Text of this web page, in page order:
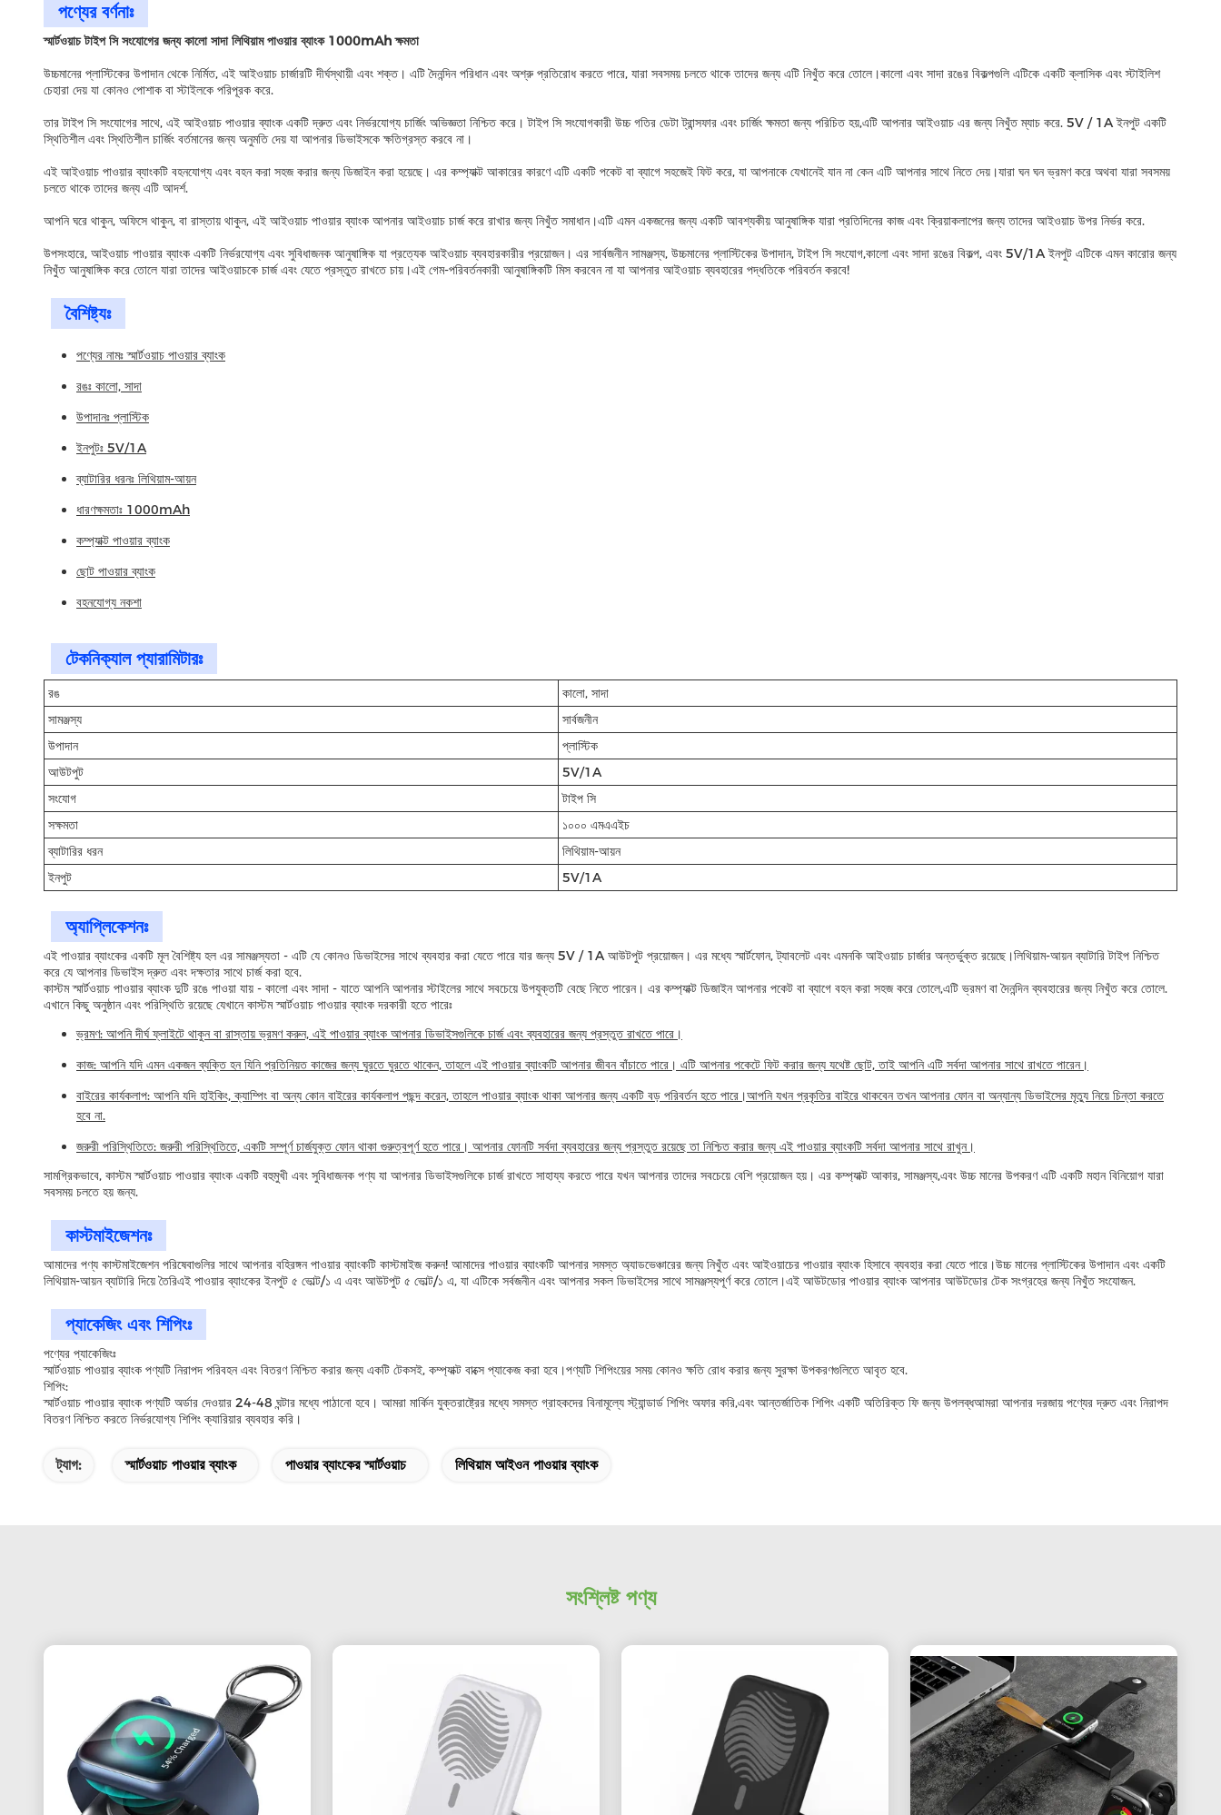
পণ্যের বর্ণনাঃ
স্মার্টওয়াচ টাইপ সি সংযোগের জন্য কালো সাদা লিথিয়াম পাওয়ার ব্যাংক 1000mAh ক্ষমতা
উচ্চমানের প্লাস্টিকের উপাদান থেকে নির্মিত, এই আইওয়াচ চার্জারটি দীর্ঘস্থায়ী এবং শক্ত। এটি দৈনন্দিন পরিধান এবং অশ্রু প্রতিরোধ করতে পারে, যারা সবসময় চলতে থাকে তাদের জন্য এটি নিখুঁত করে তোলে।কালো এবং সাদা রঙের বিকল্পগুলি এটিকে একটি ক্লাসিক এবং স্টাইলিশ
চেহারা দেয় যা কোনও পোশাক বা স্টাইলকে পরিপূরক করে.
তার টাইপ সি সংযোগের সাথে, এই আইওয়াচ পাওয়ার ব্যাংক একটি দ্রুত এবং নির্ভরযোগ্য চার্জিং অভিজ্ঞতা নিশ্চিত করে। টাইপ সি সংযোগকারী উচ্চ গতির ডেটা ট্রান্সফার এবং চার্জিং ক্ষমতা জন্য পরিচিত হয়,এটি আপনার আইওয়াচ এর জন্য নিখুঁত ম্যাচ করে. 5V / 1A ইনপুট একটি
স্থিতিশীল এবং স্থিতিশীল চার্জিং বর্তমানের জন্য অনুমতি দেয় যা আপনার ডিভাইসকে ক্ষতিগ্রস্ত করবে না।
এই আইওয়াচ পাওয়ার ব্যাংকটি বহনযোগ্য এবং বহন করা সহজ করার জন্য ডিজাইন করা হয়েছে। এর কম্প্যাক্ট আকারের কারণে এটি একটি পকেট বা ব্যাগে সহজেই ফিট করে, যা আপনাকে যেখানেই যান না কেন এটি আপনার সাথে নিতে দেয়।যারা ঘন ঘন ভ্রমণ করে অথবা যারা সবসময়
চলতে থাকে তাদের জন্য এটি আদর্শ.
আপনি ঘরে থাকুন, অফিসে থাকুন, বা রাস্তায় থাকুন, এই আইওয়াচ পাওয়ার ব্যাংক আপনার আইওয়াচ চার্জ করে রাখার জন্য নিখুঁত সমাধান।এটি এমন একজনের জন্য একটি আবশ্যকীয় আনুষাঙ্গিক যারা প্রতিদিনের কাজ এবং ক্রিয়াকলাপের জন্য তাদের আইওয়াচ উপর নির্ভর করে.
উপসংহারে, আইওয়াচ পাওয়ার ব্যাংক একটি নির্ভরযোগ্য এবং সুবিধাজনক আনুষাঙ্গিক যা প্রত্যেক আইওয়াচ ব্যবহারকারীর প্রয়োজন। এর সার্বজনীন সামঞ্জস্য, উচ্চমানের প্লাস্টিকের উপাদান, টাইপ সি সংযোগ,কালো এবং সাদা রঙের বিকল্প, এবং 5V/1A ইনপুট এটিকে এমন কারোর জন্য
নিখুঁত আনুষাঙ্গিক করে তোলে যারা তাদের আইওয়াচকে চার্জ এবং যেতে প্রস্তুত রাখতে চায়।এই গেম-পরিবর্তনকারী আনুষাঙ্গিকটি মিস করবেন না যা আপনার আইওয়াচ ব্যবহারের পদ্ধতিকে পরিবর্তন করবে!
বৈশিষ্ট্যঃ
পণ্যের নামঃ স্মার্টওয়াচ পাওয়ার ব্যাংক
রঙঃ কালো, সাদা
উপাদানঃ প্লাস্টিক
ইনপুটঃ 5V/1A
ব্যাটারির ধরনঃ লিথিয়াম-আয়ন
ধারণক্ষমতাঃ 1000mAh
কম্প্যাক্ট পাওয়ার ব্যাংক
ছোট পাওয়ার ব্যাংক
বহনযোগ্য নকশা
টেকনিক্যাল প্যারামিটারঃ
রঙ
কালো, সাদা
সামঞ্জস্য
সার্বজনীন
উপাদান
প্লাস্টিক
আউটপুট
5V/1A
সংযোগ
টাইপ সি
সক্ষমতা
১০০০ এমএএইচ
ব্যাটারির ধরন
লিথিয়াম-আয়ন
ইনপুট
5V/1A
অ্যাপ্লিকেশনঃ
এই পাওয়ার ব্যাংকের একটি মূল বৈশিষ্ট্য হল এর সামঞ্জস্যতা - এটি যে কোনও ডিভাইসের সাথে ব্যবহার করা যেতে পারে যার জন্য 5V / 1A আউটপুট প্রয়োজন। এর মধ্যে স্মার্টফোন, ট্যাবলেট এবং এমনকি আইওয়াচ চার্জার অন্তর্ভুক্ত রয়েছে।লিথিয়াম-আয়ন ব্যাটারি টাইপ নিশ্চিত
করে যে আপনার ডিভাইস দ্রুত এবং দক্ষতার সাথে চার্জ করা হবে.
কাস্টম স্মার্টওয়াচ পাওয়ার ব্যাংক দুটি রঙে পাওয়া যায় - কালো এবং সাদা - যাতে আপনি আপনার স্টাইলের সাথে সবচেয়ে উপযুক্তটি বেছে নিতে পারেন। এর কম্প্যাক্ট ডিজাইন আপনার পকেট বা ব্যাগে বহন করা সহজ করে তোলে,এটি ভ্রমণ বা দৈনন্দিন ব্যবহারের জন্য নিখুঁত করে তোলে.
এখানে কিছু অনুষ্ঠান এবং পরিস্থিতি রয়েছে যেখানে কাস্টম স্মার্টওয়াচ পাওয়ার ব্যাংক দরকারী হতে পারেঃ
ভ্রমণ: আপনি দীর্ঘ ফ্লাইটে থাকুন বা রাস্তায় ভ্রমণ করুন, এই পাওয়ার ব্যাংক আপনার ডিভাইসগুলিকে চার্জ এবং ব্যবহারের জন্য প্রস্তুত রাখতে পারে।
কাজ: আপনি যদি এমন একজন ব্যক্তি হন যিনি প্রতিনিয়ত কাজের জন্য ঘুরতে ঘুরতে থাকেন, তাহলে এই পাওয়ার ব্যাংকটি আপনার জীবন বাঁচাতে পারে। এটি আপনার পকেটে ফিট করার জন্য যথেষ্ট ছোট, তাই আপনি এটি সর্বদা আপনার সাথে রাখতে পারেন।
বাইরের কার্যকলাপ: আপনি যদি হাইকিং, ক্যাম্পিং বা অন্য কোন বাইরের কার্যকলাপ পছন্দ করেন, তাহলে পাওয়ার ব্যাংক থাকা আপনার জন্য একটি বড় পরিবর্তন হতে পারে।আপনি যখন প্রকৃতির বাইরে থাকবেন তখন আপনার ফোন বা অন্যান্য ডিভাইসের মৃত্যু নিয়ে চিন্তা করতে
হবে না.
জরুরী পরিস্থিতিতে: জরুরী পরিস্থিতিতে, একটি সম্পূর্ণ চার্জযুক্ত ফোন থাকা গুরুত্বপূর্ণ হতে পারে। আপনার ফোনটি সর্বদা ব্যবহারের জন্য প্রস্তুত রয়েছে তা নিশ্চিত করার জন্য এই পাওয়ার ব্যাংকটি সর্বদা আপনার সাথে রাখুন।
সামগ্রিকভাবে, কাস্টম স্মার্টওয়াচ পাওয়ার ব্যাংক একটি বহুমুখী এবং সুবিধাজনক পণ্য যা আপনার ডিভাইসগুলিকে চার্জ রাখতে সাহায্য করতে পারে যখন আপনার তাদের সবচেয়ে বেশি প্রয়োজন হয়। এর কম্প্যাক্ট আকার, সামঞ্জস্য,এবং উচ্চ মানের উপকরণ এটি একটি মহান বিনিয়োগ যারা
সবসময় চলতে হয় জন্য.
কাস্টমাইজেশনঃ
আমাদের পণ্য কাস্টমাইজেশন পরিষেবাগুলির সাথে আপনার বহিরঙ্গন পাওয়ার ব্যাংকটি কাস্টমাইজ করুন! আমাদের পাওয়ার ব্যাংকটি আপনার সমস্ত অ্যাডভেঞ্চারের জন্য নিখুঁত এবং আইওয়াচের পাওয়ার ব্যাংক হিসাবে ব্যবহার করা যেতে পারে।উচ্চ মানের প্লাস্টিকের উপাদান এবং একটি
লিথিয়াম-আয়ন ব্যাটারি দিয়ে তৈরিএই পাওয়ার ব্যাংকের ইনপুট ৫ ভোল্ট/১ এ এবং আউটপুট ৫ ভোল্ট/১ এ, যা এটিকে সর্বজনীন এবং আপনার সকল ডিভাইসের সাথে সামঞ্জস্যপূর্ণ করে তোলে।এই আউটডোর পাওয়ার ব্যাংক আপনার আউটডোর টেক সংগ্রহের জন্য নিখুঁত সংযোজন.
প্যাকেজিং এবং শিপিংঃ
পণ্যের প্যাকেজিংঃ
স্মার্টওয়াচ পাওয়ার ব্যাংক পণ্যটি নিরাপদ পরিবহন এবং বিতরণ নিশ্চিত করার জন্য একটি টেকসই, কম্প্যাক্ট বাক্সে প্যাকেজ করা হবে।পণ্যটি শিপিংয়ের সময় কোনও ক্ষতি রোধ করার জন্য সুরক্ষা উপকরণগুলিতে আবৃত হবে.
শিপিং:
স্মার্টওয়াচ পাওয়ার ব্যাংক পণ্যটি অর্ডার দেওয়ার 24-48 ঘন্টার মধ্যে পাঠানো হবে। আমরা মার্কিন যুক্তরাষ্ট্রের মধ্যে সমস্ত গ্রাহকদের বিনামূল্যে স্ট্যান্ডার্ড শিপিং অফার করি,এবং আন্তর্জাতিক শিপিং একটি অতিরিক্ত ফি জন্য উপলব্ধআমরা আপনার দরজায় পণ্যের দ্রুত এবং নিরাপদ
বিতরণ নিশ্চিত করতে নির্ভরযোগ্য শিপিং ক্যারিয়ার ব্যবহার করি।
ট্যাগ: স্মার্টওয়াচ পাওয়ার ব্যাংক পাওয়ার ব্যাংকের স্মার্টওয়াচ লিথিয়াম আইওন পাওয়ার ব্যাংক
সংশ্লিষ্ট পণ্য